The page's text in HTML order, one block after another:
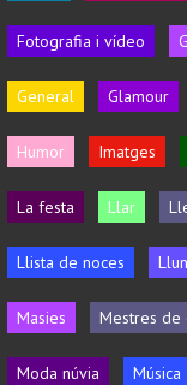
Fotografia i vídeo
General Glamour
Humor Imatges
La festa Llar
Llista de noces
Masies Mestres de
Moda núvia Música